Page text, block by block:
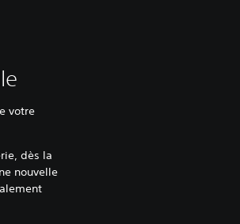
votre
dès la
nouvelle